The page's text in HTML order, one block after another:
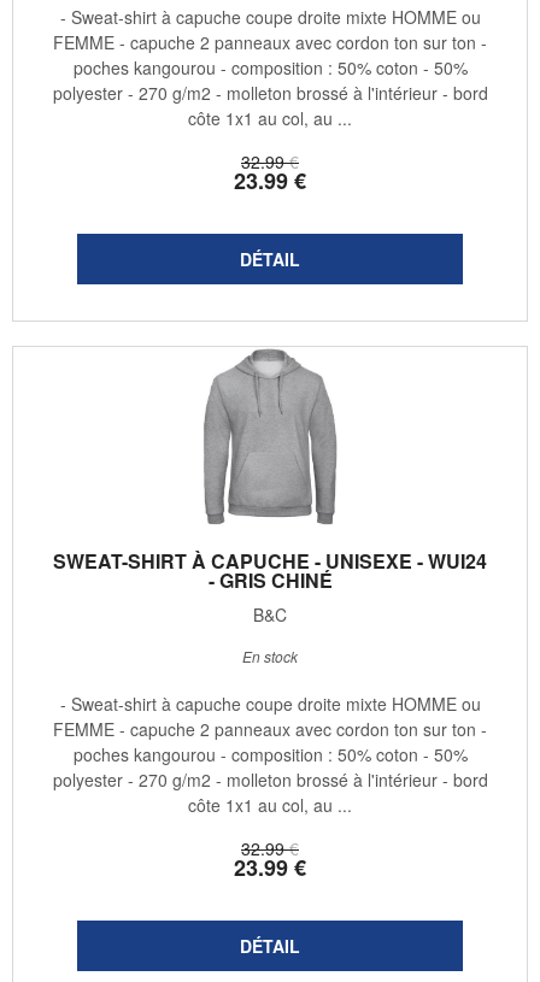
32.99 €
23.99€
- Sweat-shirt à capuche coupe droite mixte HOMME ou
FEMME - capuche 2 panneaux avec cordon ton sur ton -
poches kangourou - composition : 50% coton - 50%
polyester - 270 g/m2 - molleton brossé à l'intérieur - bord
côte 1x1 au col, au ...
SWEAT-SHIRT À CAPUCHE - UNISEXE - WUI24
- GRIS CHINÉ
B&C
32.99 €
23.99€
En stock
- Sweat-shirt à capuche coupe droite mixte HOMME ou
FEMME - capuche 2 panneaux avec cordon ton sur ton -
poches kangourou - composition : 50% coton - 50%
polyester - 270 g/m2 - molleton brossé à l'intérieur - bord
côte 1x1 au col, au ...